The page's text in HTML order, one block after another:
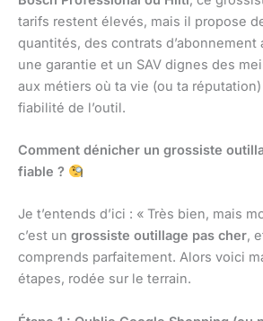
tarifs restent élevés, mais il propose
quantités, des contrats
une garantie et un SAV dignes des
aux métiers où ta vie (ou ta
fiabilité de l’outil.
Comment dénicher un grossiste
fiable ?
Je t’entends d’ici : « Très bien, mais
c’est un grossiste outillage pas cher,
comprends parfaitement. Alors voici
étapes, rodée sur le terrain.